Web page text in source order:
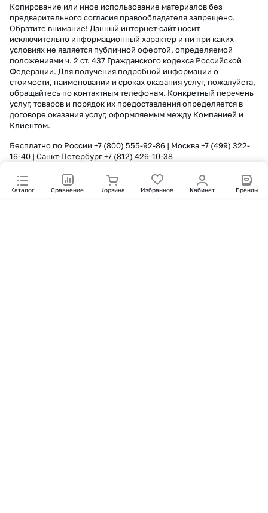
Каталог Сравнение Корзина Избранное Кабинет Бренды
Копирование или иное использование материалов без
предварительного согласия правообладателя запрещено.
Обратите внимание! Данный интернет-сайт носит
исключительно информационный характер и ни при каких
условиях не является публичной офертой, определяемой
положениями ч. 2 ст. 437 Гражданского кодекса Российской
Федерации. Для получения подробной информации о
стоимости, наименовании и сроках оказания услуг, пожалуйста,
обращайтесь по контактным телефонам. Конкретный перечень
услуг, товаров и порядок их предоставления определяется в
договоре оказания услуг, оформляемым между Компанией и
Клиентом.
Бесплатно по России +7 (800) 555-92-86 | Москва+7 (499) 322-
16-40 | Санкт-Петербург+7 (812) 426-10-38